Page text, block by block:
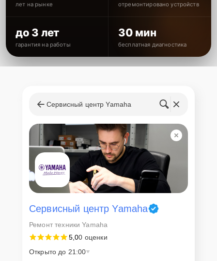
лет на рынке отремонтировано устройств
до 3 лет
гарантия на работы
30 мин
бесплатная диагностика
Сервисный центр Yamaha
Сервисный центр Yamaha
Ремонт техники Yamaha
5,00 оценки
Открыто до 21:00